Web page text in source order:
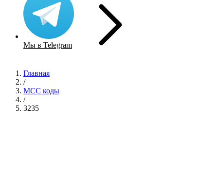
Мы в Telegram
Главная
/
MCC коды
/
3235